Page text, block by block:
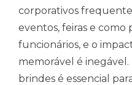
corporativos
eventos, feiras e como
funcionários, e o
memorável é
brindes é essencial